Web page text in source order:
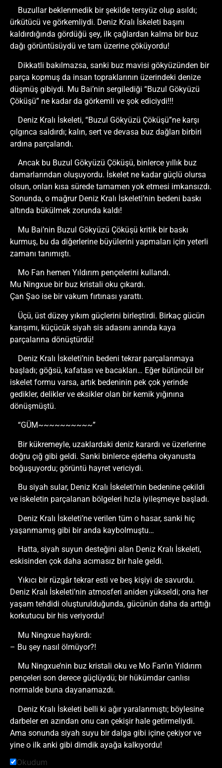
Buzullar beklenmedik bir şekilde tersyüz olup asıldı;
ürkütücü ve görkemliydi. Deniz Kralı İskeleti başını
kaldırdığında gördüğü şey, ilk çağlardan kalma bir buz
dağı görüntüsüydü ve tam üzerine çöküyordu!
Dikkatli bakılmazsa, sanki buz mavisi gökyüzünden bir
parça kopmuş da insan topraklarının üzerindeki denize
düşmüş gibiydi. Mu Bai’nin sergilediği “Buzul Gökyüzü
Çöküşü” ne kadar da görkemli ve şok ediciydi!!!
Deniz Kralı İskeleti, “Buzul Gökyüzü Çöküşü”ne karşı
çılgınca saldırdı; kalın, sert ve devasa buz dağları birbiri
ardına parçalandı.
Ancak bu Buzul Gökyüzü Çöküşü, binlerce yıllık buz
damarlarından oluşuyordu. İskelet ne kadar güçlü olursa
olsun, onları kısa sürede tamamen yok etmesi imkansızdı.
Sonunda, o mağrur Deniz Kralı İskeleti’nin bedeni baskı
altında bükülmek zorunda kaldı!
Mu Bai’nin Buzul Gökyüzü Çöküşü kritik bir baskı
kurmuş, bu da diğerlerine büyülerini yapmaları için yeterli
zamanı tanımıştı.
Mo Fan hemen Yıldırım pençelerini kullandı.
Mu Ningxue bir buz kristali oku çıkardı.
Çan Şao ise bir vakum fırtınası yarattı.
Üçü, üst düzey yıkım güçlerini birleştirdi. Birkaç gücün
karışımı, küçücük siyah sis adasını anında kaya
parçalarına dönüştürdü!
Deniz Kralı İskeleti’nin bedeni tekrar parçalanmaya
başladı; göğsü, kafatası ve bacakları… Eğer bütüncül bir
iskelet formu varsa, artık bedeninin pek çok yerinde
gedikler, delikler ve eksikler olan bir kemik yığınına
dönüşmüştü.
“GÜM~~~~~~~~~~”
Bir kükremeyle, uzaklardaki deniz karardı ve üzerlerine
doğru çığ gibi geldi. Sanki binlerce ejderha okyanusta
boğuşuyordu; görüntü hayret vericiydi.
Bu siyah sular, Deniz Kralı İskeleti’nin bedenine çekildi
ve iskeletin parçalanan bölgeleri hızla iyileşmeye başladı.
Deniz Kralı İskeleti’ne verilen tüm o hasar, sanki hiç
yaşanmamış gibi bir anda kaybolmuştu…
Hatta, siyah suyun desteğini alan Deniz Kralı İskeleti,
eskisinden çok daha acımasız bir hale geldi.
Yıkıcı bir rüzgâr tekrar esti ve beş kişiyi de savurdu.
Deniz Kralı İskeleti’nin atmosferi aniden yükseldi; ona her
yaşam tehdidi oluşturulduğunda, gücünün daha da arttığı
korkutucu bir his veriyordu!
Mu Ningxue haykırdı:
– Bu şey nasıl ölmüyor?!
Mu Ningxue’nin buz kristali oku ve Mo Fan’ın Yıldırım
pençeleri son derece güçlüydü; bir hükümdar canlısı
normalde buna dayanamazdı.
Deniz Kralı İskeleti belli ki ağır yaralanmıştı; böylesine
darbeler en azından onu can çekişir hale getirmeliydi.
Ama sonunda siyah suyu bir dalga gibi içine çekiyor ve
yine o ilk anki gibi dimdik ayağa kalkıyordu!
Okudum